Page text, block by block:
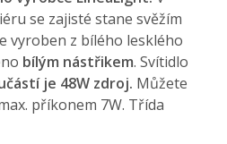
se zajisté stane svěžím
vyroben z bílého lesklého
bílým nástřikem. Svítidlo
je 48W zdroj. Můžete
příkonem 7W. Třída